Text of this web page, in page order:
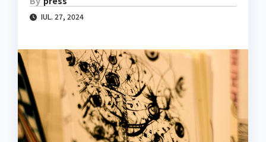
IUL. 27, 2024